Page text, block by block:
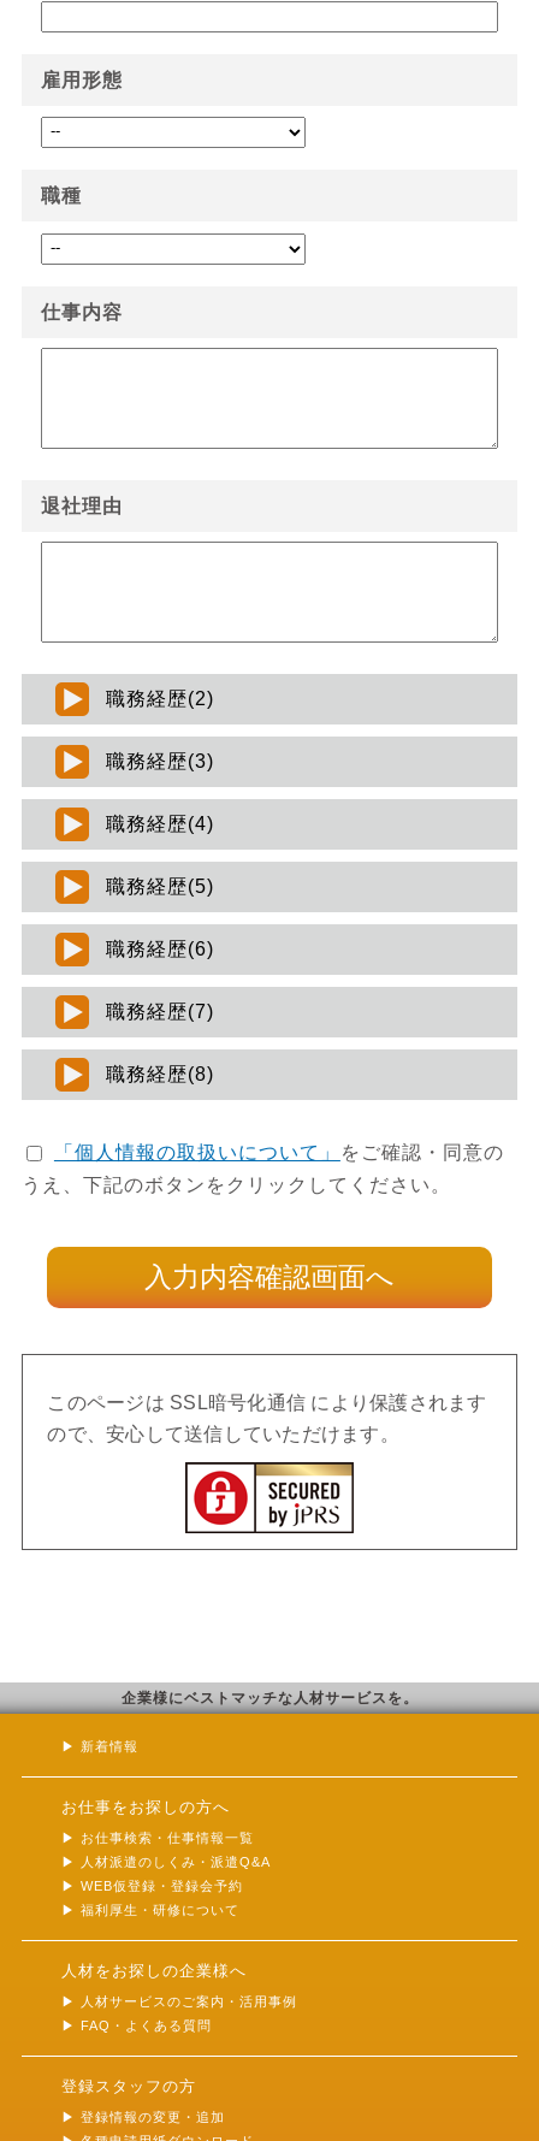
雇用形態
職種
仕事内容
退社理由
職務経歴(2)
職務経歴(3)
職務経歴(4)
職務経歴(5)
職務経歴(6)
職務経歴(7)
職務経歴(8)
「個人情報の取扱いについて」
をご確認・同意の
うえ、下記のボタンをクリックしてください。
このページは SSL暗号化通信 により保護されます
ので、安心して送信していただけます。
企業様にベストマッチな人材サービスを。
新着情報
お仕事をお探しの方へ
お仕事検索・仕事情報一覧
人材派遣のしくみ・派遣Q&A
WEB仮登録・登録会予約
福利厚生・研修について
人材をお探しの企業様へ
人材サービスのご案内・活用事例
FAQ・よくある質問
登録スタッフの方
登録情報の変更・追加